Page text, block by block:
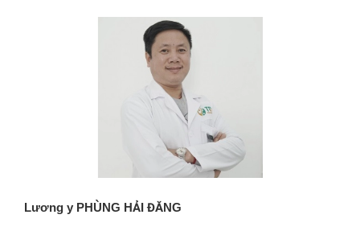
Lương y PHÙNG HẢI ĐĂNG